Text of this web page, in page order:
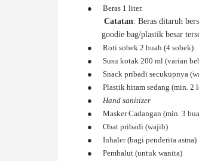
●
Beras 1 liter.
Catatan: Beras ditaruh
goodie bag/plastik besar
●
Roti sobek 2 buah (4 sobek)
●
Susu kotak 200 ml (varian
●
Snack pribadi secukupnya
●
Plastik hitam sedang (min. 2
●
Hand sanitizer
●
Masker Cadangan (min. 3
●
Obat pribadi (wajib)
●
Inhaler (bagi penderita asma)
●
Pembalut (untuk wanita)